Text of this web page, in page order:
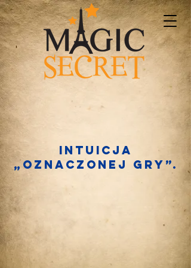
Intuicja
„oznaczonej gry”.